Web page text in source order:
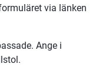
via länken
Ange i